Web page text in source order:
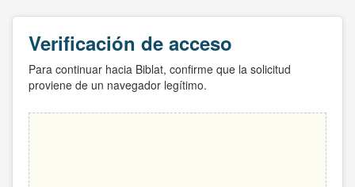
Verificación de acceso
Para continuar hacia Biblat, confirme que la solicitud
proviene de un navegador legítimo.